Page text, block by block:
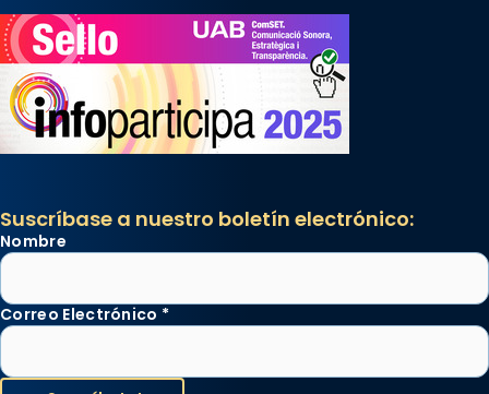
Suscríbase a nuestro boletín electrónico:
Nombre
Correo Electrónico *